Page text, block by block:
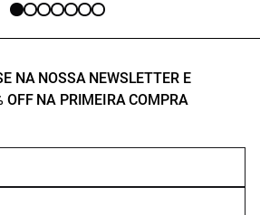
NA NOSSA NEWSLETTER E
OFF NA PRIMEIRA COMPRA